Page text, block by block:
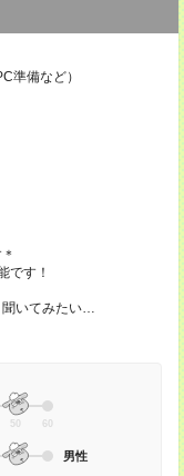
準備など）
です！
聞いてみたい…
50 60
男性